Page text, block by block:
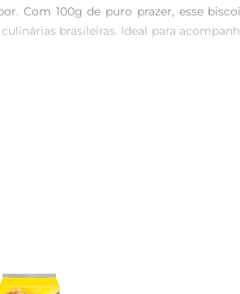
Com 100g de puro prazer, esse
brasileiras. Ideal para